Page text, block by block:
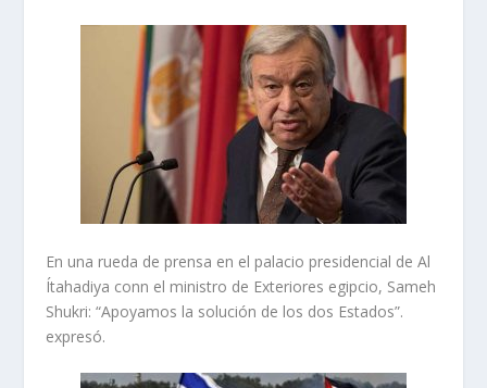
En una rueda de prensa en el palacio presidencial de Al
Ítahadiya conn el ministro de Exteriores egipcio, Sameh
Shukri: “Apoyamos la solución de los dos Estados”.
expresó.